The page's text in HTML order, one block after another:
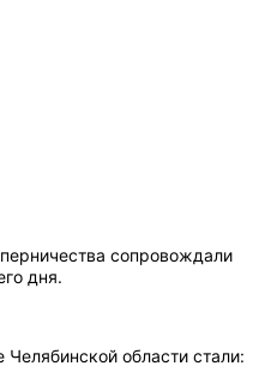
сопровождали
дня.
области стали: